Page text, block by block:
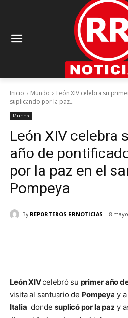
Inicio Mundo
León XIV celebra su
suplicando por la paz...
Mundo
León XIV celebra
año de
por la paz en el
Pompeya
By REPORTEROS RRNOTICIAS 8
León XIVcelebró su primer año
visita al santuario de Pompeya y
Italia, donde suplicó por la paz y